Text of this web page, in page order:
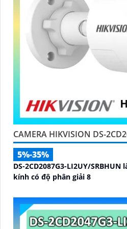
CAMERA HIKVISION DS-
5%-35%
DS-2CD2087G3-LI2UY/
kính có độ phân giải 8